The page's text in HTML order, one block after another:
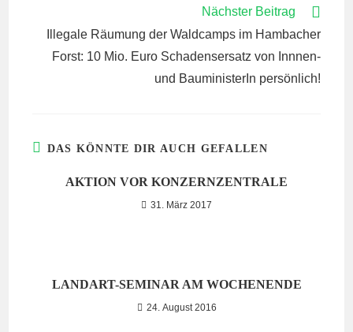
Nächster Beitrag
Illegale Räumung der Waldcamps im Hambacher
Forst: 10 Mio. Euro Schadensersatz von Innnen-
und BauministerIn persönlich!
DAS KÖNNTE DIR AUCH GEFALLEN
AKTION VOR KONZERNZENTRALE
31. März 2017
LANDART-SEMINAR AM WOCHENENDE
24. August 2016